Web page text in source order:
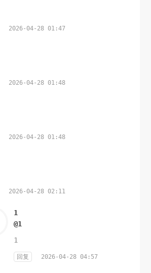
2026-04-28 01:47
2026-04-28 01:48
2026-04-28 01:48
2026-04-28 02:11
1
@1
1
回复 2026-04-28 04:57